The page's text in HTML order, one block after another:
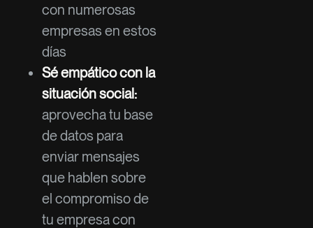
con numerosas
empresas en estos
días
Sé empático con la
situación social:
aprovecha tu base
de datos para
enviar mensajes
que hablen sobre
el compromiso de
tu empresa con